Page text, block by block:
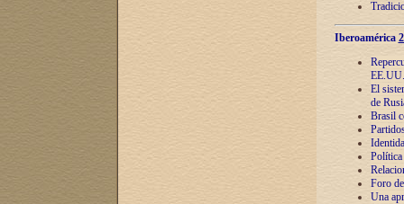
Iberoamérica
EE.UU.
El
de
Brasil
Política
Foro
Una